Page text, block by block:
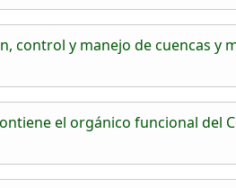
control y manejo de cuencas y
el orgánico funcional del